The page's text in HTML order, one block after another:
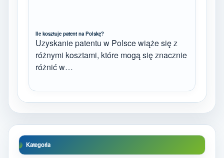
Ile kosztuje patent na Polskę?
Uzyskanie patentu w Polsce wiąże się z
różnymi kosztami, które mogą się znacznie
różnić w…
Kategoria